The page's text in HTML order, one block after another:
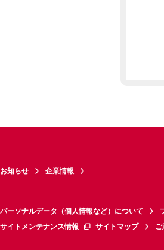
お知らせ 企業情報
パーソナルデータ（個人情報など）について
サイトメンテナンス情報
サイトマップ ご